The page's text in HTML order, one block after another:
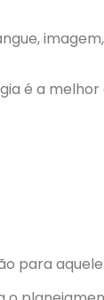
é a
para